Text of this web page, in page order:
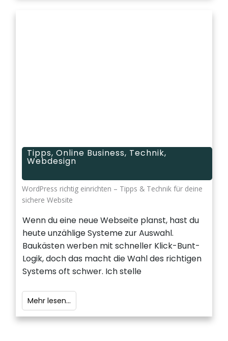
Tipps, Online Business, Technik,
Webdesign
WordPress richtig einrichten – Tipps & Technik für deine
sichere Website
Wenn du eine neue Webseite planst, hast du
heute unzählige Systeme zur Auswahl.
Baukästen werben mit schneller Klick-Bunt-
Logik, doch das macht die Wahl des richtigen
Systems oft schwer. Ich stelle
Mehr lesen...